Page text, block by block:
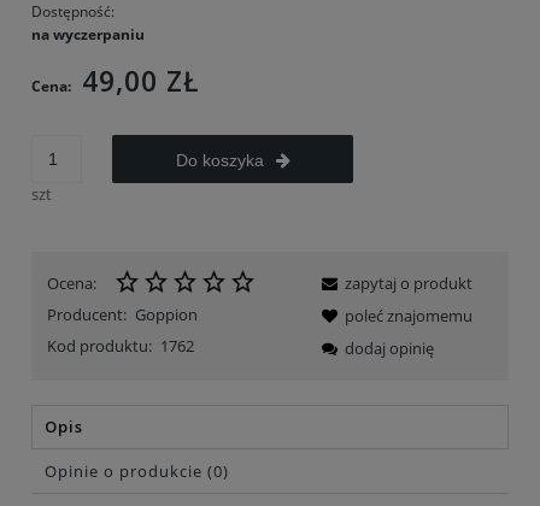
Dostępność:
na wyczerpaniu
Cena: 49,00 ZŁ
szt
Do koszyka
Ocena:
Producent: Goppion
Kod produktu: 1762
zapytaj o produkt
poleć znajomemu
dodaj opinię
Opis
Opinie o produkcie (0)